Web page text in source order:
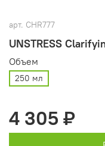
арт. CHR777
UNSTRESS
Объем
250 мл
4 305 ₽